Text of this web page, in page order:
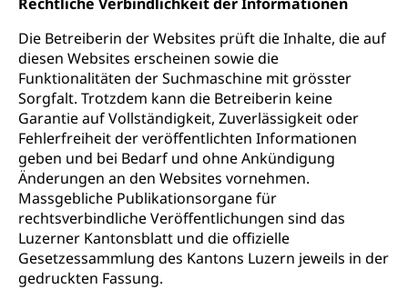
Die Betreiberin der Websites prüft die Inhalte, die auf
diesen Websites erscheinen sowie die
Funktionalitäten der Suchmaschine mit grösster
Sorgfalt. Trotzdem kann die Betreiberin keine
Garantie auf Vollständigkeit, Zuverlässigkeit oder
Fehlerfreiheit der veröffentlichten Informationen
geben und bei Bedarf und ohne Ankündigung
Änderungen an den Websites vornehmen.
Massgebliche Publikationsorgane für
rechtsverbindliche Veröffentlichungen sind das
Luzerner Kantonsblatt und die offizielle
Gesetzessammlung des Kantons Luzern jeweils in der
gedruckten Fassung.